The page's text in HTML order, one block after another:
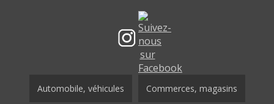
Automobile, véhicules Commerces, magasins